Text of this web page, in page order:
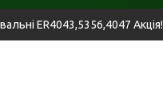
ER4043,5356,4047 Акція!